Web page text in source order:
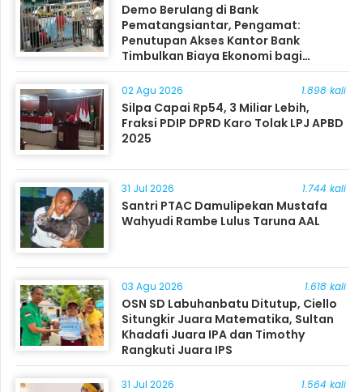
Demo Berulang di Bank
Pematangsiantar, Pengamat:
Penutupan Akses Kantor Bank
Timbulkan Biaya Ekonomi bagi
Masyarakat
02 Agu 2026 1.898 kali
Silpa Capai Rp54, 3 Miliar Lebih,
Fraksi PDIP DPRD Karo Tolak LPJ APBD
2025
31 Jul 2026 1.744 kali
Santri PTAC Damulipekan Mustafa
Wahyudi Rambe Lulus Taruna AAL
03 Agu 2026 1.618 kali
OSN SD Labuhanbatu Ditutup, Ciello
Situngkir Juara Matematika, Sultan
Khadafi Juara IPA dan Timothy
Rangkuti Juara IPS
31 Jul 2026 1.564 kali